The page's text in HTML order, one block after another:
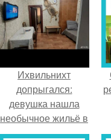
Ихвильнихт
допрыгался:
девушка нашла
необычное жильё в
Пятигорске.